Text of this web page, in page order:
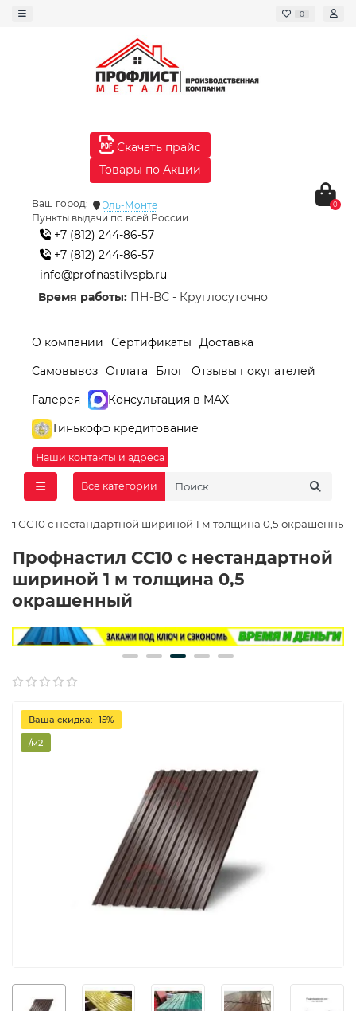
0
Скачать прайс
Товары по Акции
Ваш город:
Эль-Монте
Пункты выдачи по всей России
+7 (812) 244-86-57
+7 (812) 244-86-57
info@profnastilvspb.ru
Время работы: ПН-ВС - Круглосуточно
0
О компании Сертификаты
Доставка
Самовывоз Оплата Блог Отзывы покупателей
Галерея
Консультация в MAX
Тинькофф кредитование
Наши контакты и адреса
Все категории
СС10 с нестандартной шириной 1 м толщина 0,5 окрашенный
Профнастил СС10 с нестандартной
шириной 1 м толщина 0,5
окрашенный
Ваша скидка: -15%
/м2